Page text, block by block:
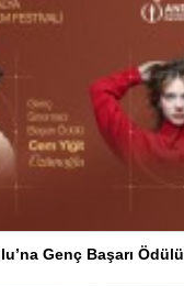
Genç Başarı Ödülü